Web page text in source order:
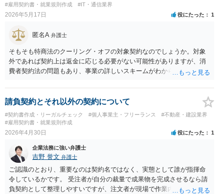
#雇用契約書・就業規則作成
#IT・通信業界
2026年5月17日 役にたった 1
匿名A 弁護士
そもそも特商法のクーリング・オフの対象契約なのでしょうか。対象
外であれば契約上は返金に応じる必要がない可能性がありますが、消
費者契約法の問題もあり、事業の詳しいスキームがわからなければ回
認識しておくべき基本事項です）。仮に特商法が適用されるなら、ク
ーリング・オフは消費者の負担なしの全額返還になるため、違約金や
利用済み料金を差し引くことができませんし、中途解約でも特商法の
もとでは違約金等の上限が決まっています。 率直に申し上げると、企
業法務の話になるため、公開の場で（無料で）聞くのではなく、弁護
項や利用規約等を根本的に整備する必要があると思います。
請負契約とそれ以外の契約について
#契約書作成・リーガルチェック #個人事業主・フリーランス
#不動産・建設業界
#雇用契約書・就業規則作成
2026年4月30日 役にたった 1
企業法務に強い弁護士
吉野 誉文 弁護士
ご認識のとおり、重要なのは契約名ではなく、実態として誰が指揮命
令しているかです。 受注者が自分の裁量で成果物を完成させるなら請
負契約として整理しやすいですが、注文者が現場で作業内容・手順・